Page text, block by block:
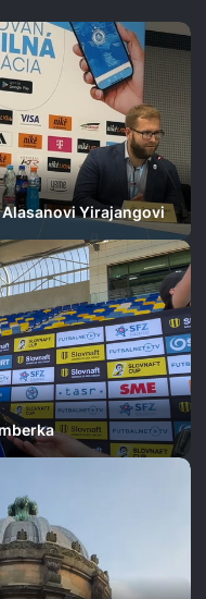
Alasanovi Yirajangovi